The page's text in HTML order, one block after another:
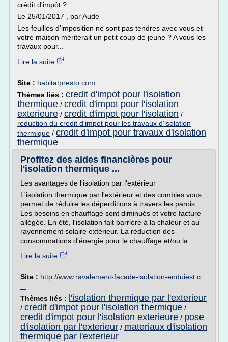
crédit d'impôt ?
Le 25/01/2017 , par Aude
Les feuilles d'imposition ne sont pas tendres avec vous et
votre maison mériterait un petit coup de jeune ? A vous les
travaux pour...
Lire la suite
Site : habitatpresto.com
Thèmes liés : credit d'impot pour l'isolation
thermique / credit d'impot pour l'isolation
exterieure / credit d'impot pour l'isolation /
reduction du credit d'impot pour les travaux d'isolation
thermique / credit d'impot pour travaux d'isolation
thermique
Profitez des aides financières pour
l'isolation thermique ...
Les avantages de l'isolation par l'extérieur
L'isolation thermique par l'extérieur et des combles vous
permet de réduire les déperditions à travers les parois.
Les besoins en chauffage sont diminués et votre facture
allégée. En été, l'isolation fait barrière à la chaleur et au
rayonnement solaire extérieur. La réduction des
consommations d'énergie pour le chauffage et/ou la...
Lire la suite
Site : http://www.ravalement-facade-isolation-enduiest.c
Thèmes liés :
l'isolation thermique par l'exterieur
/ credit d'impot pour l'isolation thermique /
credit d'impot pour l'isolation exterieure / pose
d'isolation par l'exterieur / materiaux d'isolation
thermique par l'exterieur